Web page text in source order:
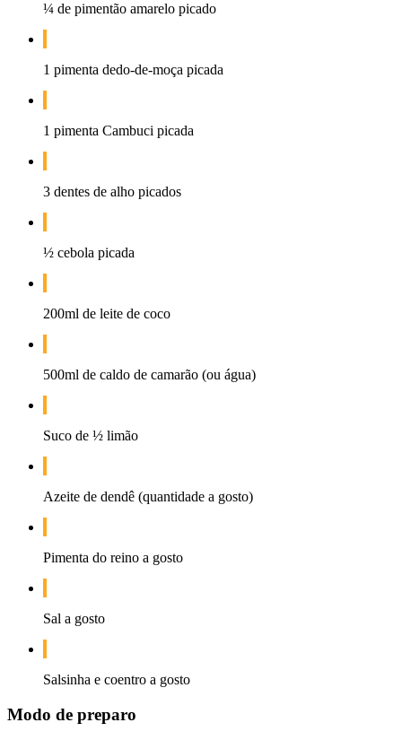
¼ de pimentão amarelo picado
1 pimenta dedo-de-moça picada
1 pimenta Cambuci picada
3 dentes de alho picados
½ cebola picada
200ml de leite de coco
500ml de caldo de camarão (ou água)
Suco de ½ limão
Azeite de dendê (quantidade a gosto)
Pimenta do reino a gosto
Sal a gosto
Salsinha e coentro a gosto
Modo de preparo